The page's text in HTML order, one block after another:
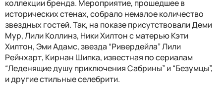
коллекции бренда. Мероприятие, прошедшее в
исторических стенах, собрало немалое количество
звездных гостей. Так, на показе присутствовали Деми
Мур, Лили Коллинз, Ники Хилтон с матерью Кэти
Хилтон, Эми Адамс, звезда “Ривердейла” Лили
Рейнхарт, Кирнан Шипка, известная по сериалам
“Леденящие душу приключения Сабрины” и “Безумцы”,
и другие стильные селебрити.